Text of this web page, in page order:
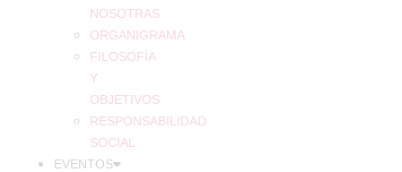
NOSOTRAS
ORGANIGRAMA
FILOSOFÍA
Y
OBJETIVOS
RESPONSABILIDAD
SOCIAL
EVENTOS